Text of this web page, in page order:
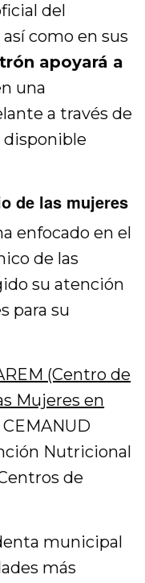
del
como en sus
apoyará a
una
a través de
disponible
de las mujeres
enfocado en el
de las
su atención
para su
(Centro de
Mujeres en
CEMANUD
Nutricional
de
municipal
más